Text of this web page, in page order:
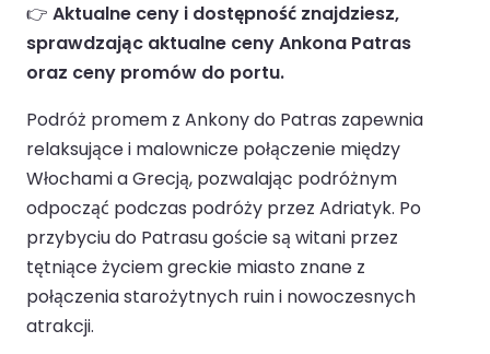
👉 Aktualne ceny i dostępność znajdziesz,
sprawdzając aktualne ceny Ankona Patras
oraz ceny promów do portu.
Podróż promem z Ankony do Patras zapewnia
relaksujące i malownicze połączenie między
Włochami a Grecją, pozwalając podróżnym
odpocząć podczas podróży przez Adriatyk. Po
przybyciu do Patrasu goście są witani przez
tętniące życiem greckie miasto znane z
połączenia starożytnych ruin i nowoczesnych
atrakcji.